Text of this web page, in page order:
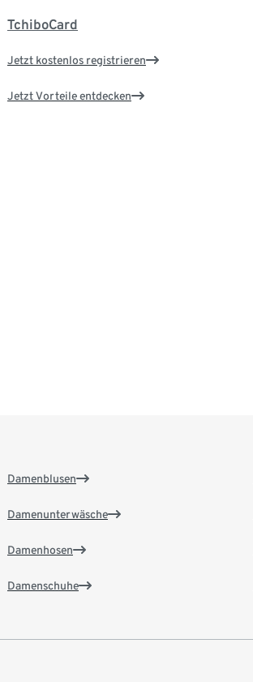
TchiboCard
Jetzt kostenlos registrieren
Jetzt Vorteile entdecken
Damenblusen
Damenunterwäsche
Damenhosen
Damenschuhe